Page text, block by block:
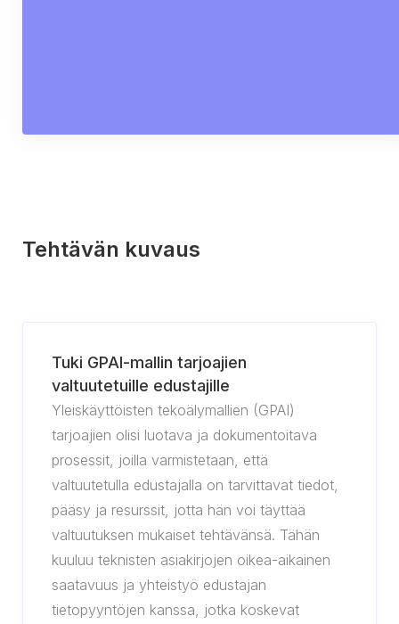
Tehtävän kuvaus
Tuki GPAI-mallin tarjoajien
valtuutetuille edustajille
Yleiskäyttöisten tekoälymallien (GPAI)
tarjoajien olisi luotava ja dokumentoitava
prosessit, joilla varmistetaan, että
valtuutetulla edustajalla on tarvittavat tiedot,
pääsy ja resurssit, jotta hän voi täyttää
valtuutuksen mukaiset tehtävänsä. Tähän
kuuluu teknisten asiakirjojen oikea-aikainen
saatavuus ja yhteistyö edustajan
tietopyyntöjen kanssa, jotka koskevat